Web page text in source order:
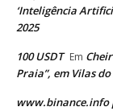
‘Inteligência
2025
100 USDT Em
Praia”, em Vilas
www.binance.info